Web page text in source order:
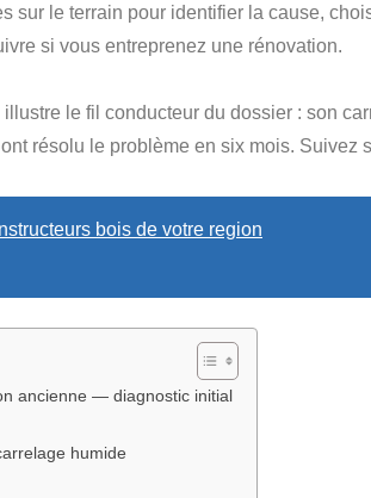
sur le terrain pour identifier la cause,
si vous entreprenez une rénovation.
le fil conducteur du dossier : son
résolu le problème en six mois. Suivez
bois de votre region
ancienne — diagnostic initial
humide